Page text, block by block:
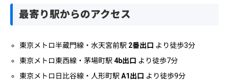
最寄り駅からのアクセス
東京メトロ半蔵門線・水天宮前駅 2番出口 より徒歩3分
東京メトロ東西線・茅場町駅4b出口 より徒歩7分
東京メトロ日比谷線・人形町駅A1出口 より徒歩9分